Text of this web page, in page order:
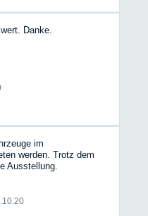
Danke.
im
werden. Trotz dem
Ausstellung.